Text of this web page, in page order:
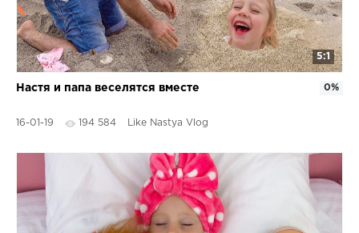
5:1
Настя и папа веселятся вместе
16-01-19 194 584 Like Nastya Vlog
0%